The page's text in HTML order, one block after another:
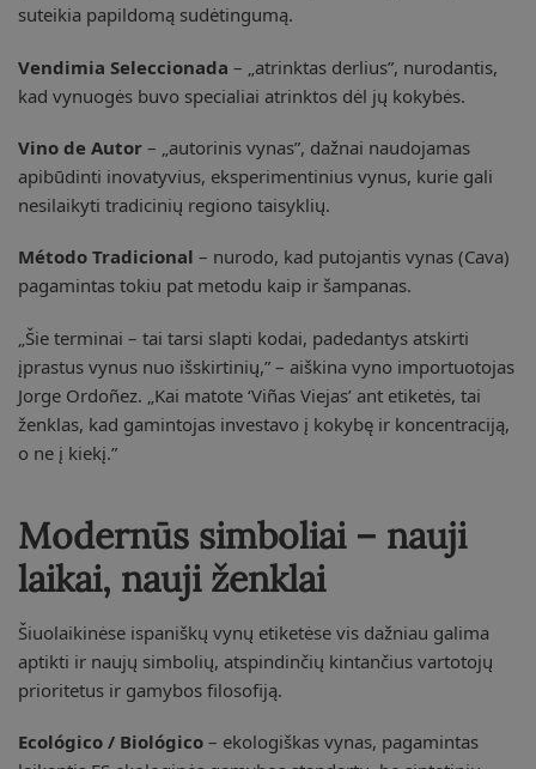
suteikia papildomą sudėtingumą.
Vendimia Seleccionada – „atrinktas derlius”, nurodantis,
kad vynuogės buvo specialiai atrinktos dėl jų kokybės.
Vino de Autor – „autorinis vynas”, dažnai naudojamas
apibūdinti inovatyvius, eksperimentinius vynus, kurie gali
nesilaikyti tradicinių regiono taisyklių.
Método Tradicional – nurodo, kad putojantis vynas (Cava)
pagamintas tokiu pat metodu kaip ir šampanas.
„Šie terminai – tai tarsi slapti kodai, padedantys atskirti
įprastus vynus nuo išskirtinių,” – aiškina vyno importuotojas
Jorge Ordoñez. „Kai matote ‘Viñas Viejas’ ant etiketės, tai
ženklas, kad gamintojas investavo į kokybę ir koncentraciją,
o ne į kiekį.”
Modernūs simboliai – nauji
laikai, nauji ženklai
Šiuolaikinėse ispaniškų vynų etiketėse vis dažniau galima
aptikti ir naujų simbolių, atspindinčių kintančius vartotojų
prioritetus ir gamybos filosofiją.
Ecológico / Biológico – ekologiškas vynas, pagamintas